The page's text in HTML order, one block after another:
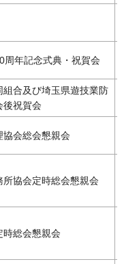
周年記念式典・祝賀会
組合及び埼玉県遊技業防
後祝賀会
協会総会懇親会
所協会定時総会懇親会
時総会懇親会